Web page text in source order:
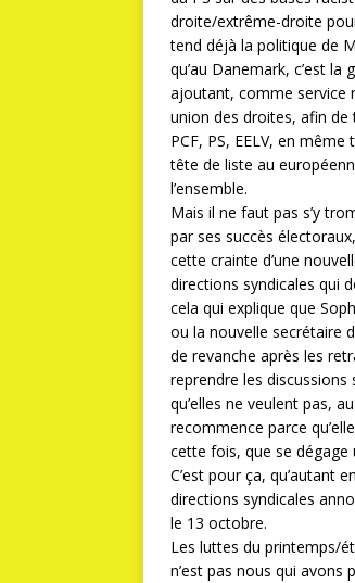
droite/extrême-droite
tend déjà la politique de
qu’au Danemark, c’est
ajoutant, comme service
union des droites, afin de
PCF, PS, EELV, en
tête de liste au
l’ensemble.
Mais il ne faut pas s’y
par ses succès
cette crainte d’une
directions syndicales qui
cela qui explique que
ou la nouvelle secrétaire
de revanche après les
reprendre les discussions
qu’elles ne veulent pas,
recommence parce
cette fois, que se
C’est pour ça, qu’autant
directions syndicales
le 13 octobre.
Les luttes du printemps/
n’est pas nous qui